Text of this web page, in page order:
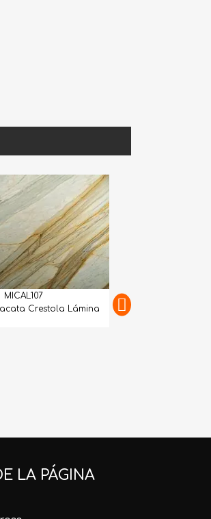
MICAL107
Crestola Lámina
LA PÁGINA